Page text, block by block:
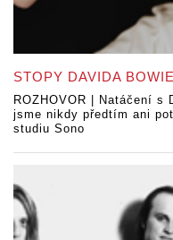
STOPY DAVIDA
ROZHOVOR | Natáčení s
jsme nikdy předtím ani
studiu Sono